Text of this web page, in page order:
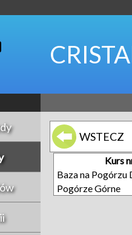
WSTECZ
Kurs
Baza na Pogórzu
Pogórze Górne